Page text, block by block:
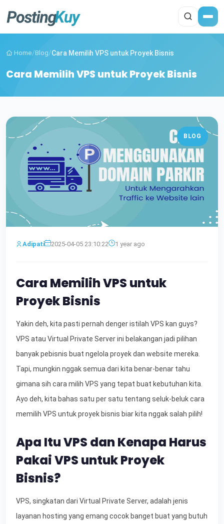
Home/Blog/Cara Memilih VPS untuk Proyek Bisnis
Cara Memilih VPS untuk Proyek Bisnis
BLOG
Adipati 2025-04-05 23:10:22 1 year ago
Cara Memilih VPS untuk
Proyek Bisnis
Yakin deh, kita pasti pernah denger istilah VPS kan guys?
VPS atau Virtual Private Server ini belakangan jadi pilihan
banyak pebisnis buat ngelola proyek dan website mereka.
Tapi, mungkin nggak semua dari kita benar-benar tahu
gimana sih cara milih VPS yang tepat buat kebutuhan kita.
Ayo deh, kita bahas satu per satu tentang seluk-beluk cara
memilih VPS untuk proyek bisnis biar kita nggak salah pilih!
Apa Itu VPS dan Kenapa Harus
Pakai VPS untuk Proyek
Bisnis?
VPS, singkatan dari Virtual Private Server, adalah jenis
layanan hosting yang emang cocok banget buat yang butuh